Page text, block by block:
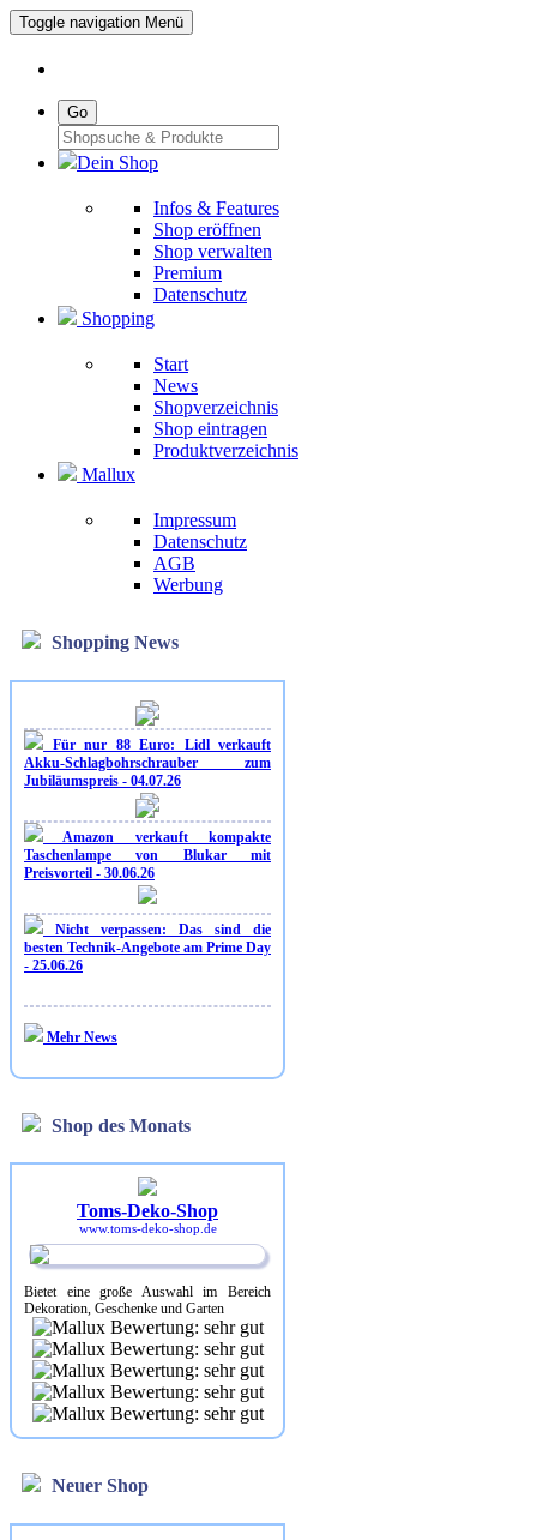
Toggle navigation Menü
Go
Dein Shop
Infos & Features
Shop eröffnen
Shop verwalten
Premium
Datenschutz
Shopping
Start
News
Shopverzeichnis
Shop eintragen
Produktverzeichnis
Mallux
Impressum
Datenschutz
AGB
Werbung
Shopping News
Für nur 88 Euro: Lidl verkauft
Akku-Schlagbohrschrauber zum
Jubiläumspreis - 04.07.26
Amazon verkauft kompakte
Taschenlampe von Blukar mit
Preisvorteil - 30.06.26
Nicht verpassen: Das sind die
besten Technik-Angebote am Prime Day
- 25.06.26
Mehr News
Shop des Monats
Toms-Deko-Shop
www.toms-deko-shop.de
Bietet eine große Auswahl im Bereich
Dekoration, Geschenke und Garten
Neuer Shop